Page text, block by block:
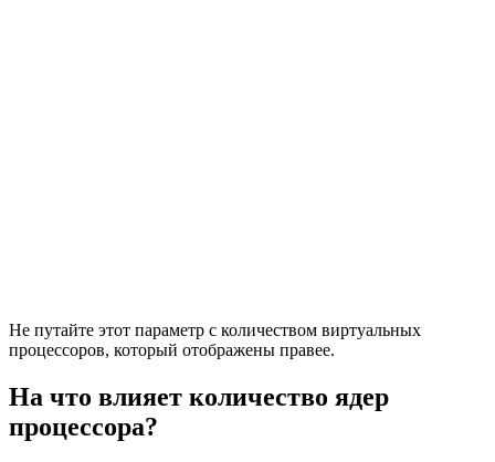
Не путайте этот параметр с количеством виртуальных
процессоров, который отображены правее.
На что влияет количество ядер
процессора?